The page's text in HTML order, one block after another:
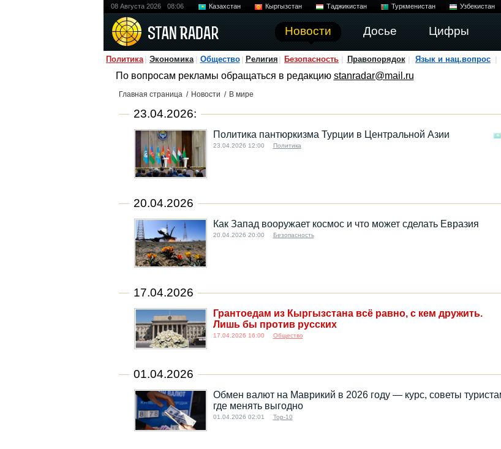
08 Августа 2026 08:06 Казахстан Кыргызстан Таджикистан Туркменистан Узбекистан
Новости Досье Цифры
Политика Экономика Общество Религия Безопасность Правопорядок Язык и нац.вопрос
По вопросам рекламы обращаться в редакцию stanradar@mail.ru
Главная страница / Новости / В мире
23.04.2026:
Политика пантюркизма Турции в Центральной Азии
23.04.2026 12:00 Политика
20.04.2026
Как Запад вооружает космос и что может сделать Евразия
20.04.2026 20:00 Безопасность
17.04.2026
Грантоедам из Кыргызстана всё равно, с кем дружить.
Лишь бы против русских
17.04.2026 16:00 Общество
01.04.2026
Обмен валют на Маврикий в 2026 году — курс, советы
где менять выгодно
01.04.2026 02:01 Top-10